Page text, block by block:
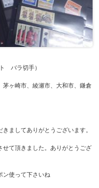
バラ切手）
ヶ崎市、綾瀬市、大和市、鎌倉
ましてありがとうございます。
て頂きました。ありがとうござ
ン使って下さいね